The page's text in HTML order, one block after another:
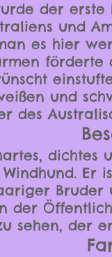
der erste
und
es hier
förderte
und
des
dichtes
Er
Bruder
der
sehen, der